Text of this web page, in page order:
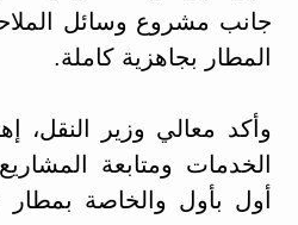
جانب مشروع وسائل
المطار بجاهزية كاملة.
وأكد معالي وزير النقل،
الخدمات ومتابعة المشاريع
أول بأول والخاصة بمطار